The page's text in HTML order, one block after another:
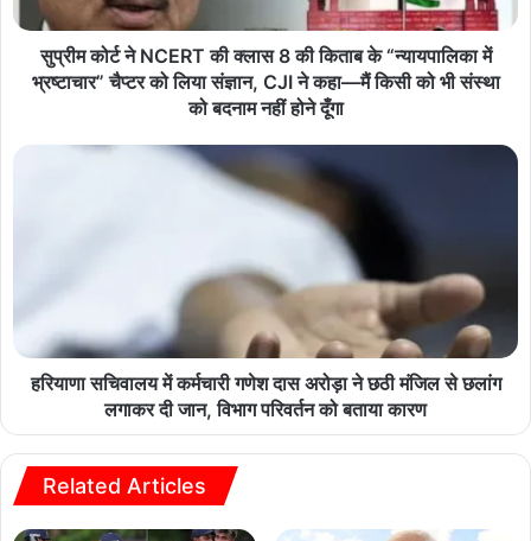
सुप्रीम कोर्ट ने NCERT की क्लास 8 की किताब के “न्यायपालिका में
भ्रष्टाचार” चैप्टर को लिया संज्ञान, CJI ने कहा—मैं किसी को भी संस्था
को बदनाम नहीं होने दूँगा
हरियाणा सचिवालय में कर्मचारी गणेश दास अरोड़ा ने छठी मंजिल से छलांग
लगाकर दी जान, विभाग परिवर्तन को बताया कारण
Related Articles